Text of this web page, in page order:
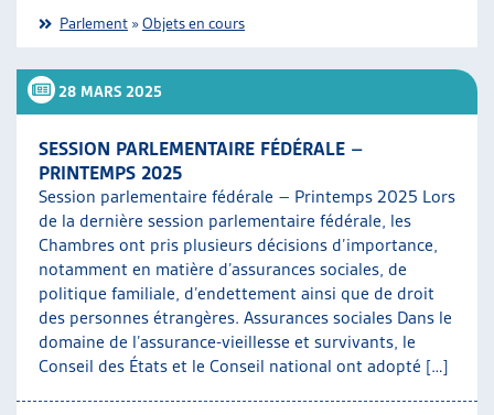
Parlement »Objets en cours
28 MARS 2025
SESSION PARLEMENTAIRE FÉDÉRALE –
PRINTEMPS 2025
Session parlementaire fédérale – Printemps 2025 Lors
de la dernière session parlementaire fédérale, les
Chambres ont pris plusieurs décisions d’importance,
notamment en matière d’assurances sociales, de
politique familiale, d’endettement ainsi que de droit
des personnes étrangères. Assurances sociales Dans le
domaine de l’assurance-vieillesse et survivants, le
Conseil des États et le Conseil national ont adopté […]